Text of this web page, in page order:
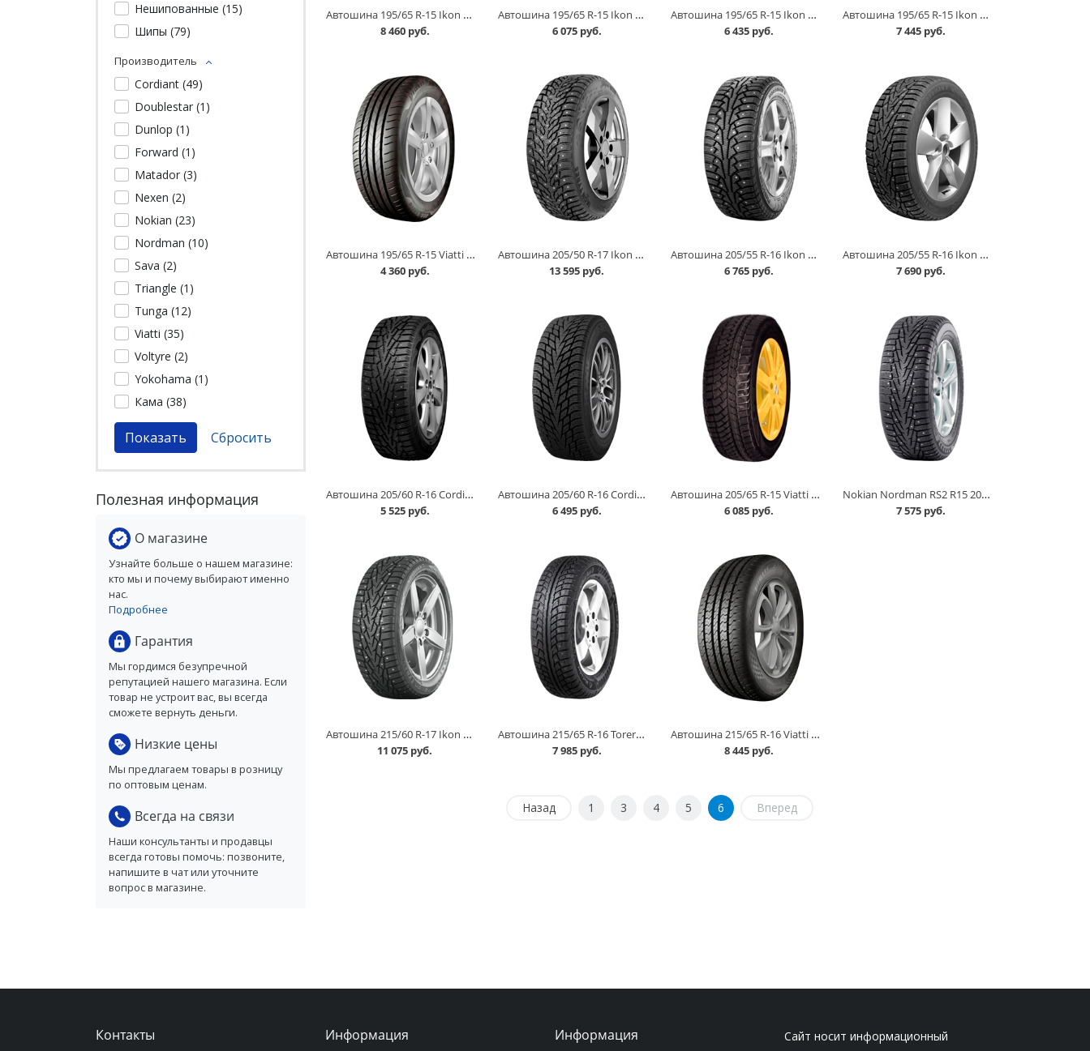
Нешипованные (15)
Шипы (79)
Производитель
Cordiant (49)
Doublestar (1 )
Dunlop (1 )
Forward (1 )
Matador (3)
Nexen (2)
Nokian (23)
Nordman (10)
Sava (2)
Triangle (1 )
Tunga (12)
Viatti (35)
Voltyre (2)
Yokohama (1 )
Кама (38)
Полезная информация
О магазине
Узнайте больше о нашем магазине:
кто мы и почему выбирают именно
нас.
Подробнее
Гарантия
Мы гордимся безупречной
репутацией нашего магазина. Если
товар не устроит вас, вы всегда
сможете вернуть деньги.
Низкие цены
Мы предлагаем товары в розницу
по оптовым ценам.
Всегда на связи
Наши консультанты и продавцы
всегда готовы помочь: позвоните,
напишите в чат или уточните
вопрос в магазине.
Автошина 195/65 R-15 Ikon Autograph Ice 9 95T шип в Омске
8 460 руб.
Автошина 195/65 R-15 Ikon Nordman 5 95T шип в Омске
6 075 руб.
Автошина 195/65 R-15 Ikon Nordman 7 95T шип в Омске
6 435 руб.
Автошина 195/65 R-15 Ikon Nordman 8 95T шип в Омске
7 445 руб.
Автошина 195/65 R-15 Viatti Strada 2 V-134 95V в Омске
4 360 руб.
Автошина 205/50 R-17 Ikon Autograph Ice 9 93T ип в Омске
13 595 руб.
Автошина 205/55 R-16 Ikon Nordman 5 94T шип в Омске
6 765 руб.
Автошина 205/55 R-16 Ikon Nordman 7 94Тшип в Омске
7 690 руб.
Автошина 205/60 R-16 Cordiant Snow Cross 96T шип в Омске
5 525 руб.
Автошина 205/60 R-16 Cordiant Winter Drive 2 96T в Омске
6 495 руб.
Автошина 205/65 R-15 Viatti Brina Nordico V-522 94T шип в Омске
6 085 руб.
Nokian Nordman RS2 R15 205/70 100R в Омске
7 575 руб.
Автошина 215/60 R-17 Ikon Nordman 7 SUV 100T шип в Омске
11 075 руб.
Автошина 215/65 R-16 Torero MP30 102T шип в Омске
7 985 руб.
Автошина 215/65 R-16 Viatti Bosco V-238 98H в Омске
8 445 руб.
Назад 1 3 4 5 6 Вперед
Информация Информация
Сайт носит информационный
Контакты